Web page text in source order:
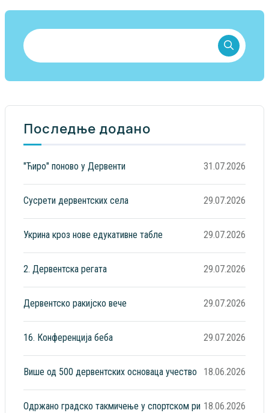
Последње додано
"Ћиро" поново у Дервенти 31.07.2026
Сусрети дервентских села 29.07.2026
Укрина кроз нове едукативне табле 29.07.2026
2. Дервентска регата 29.07.2026
Дервентско ракијско вече 29.07.2026
16. Конференција беба 29.07.2026
Више од 500 дервентских основаца учество 18.06.2026
Одржано градско такмичење у спортском ри 18.06.2026